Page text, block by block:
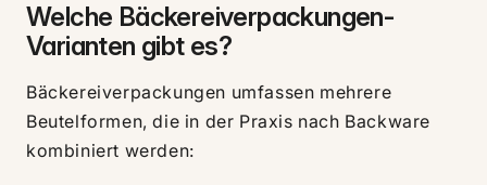
Welche Bäckereiverpackungen-
Varianten gibt es?
Bäckereiverpackungen umfassen mehrere
Beutelformen, die in der Praxis nach Backware
kombiniert werden: